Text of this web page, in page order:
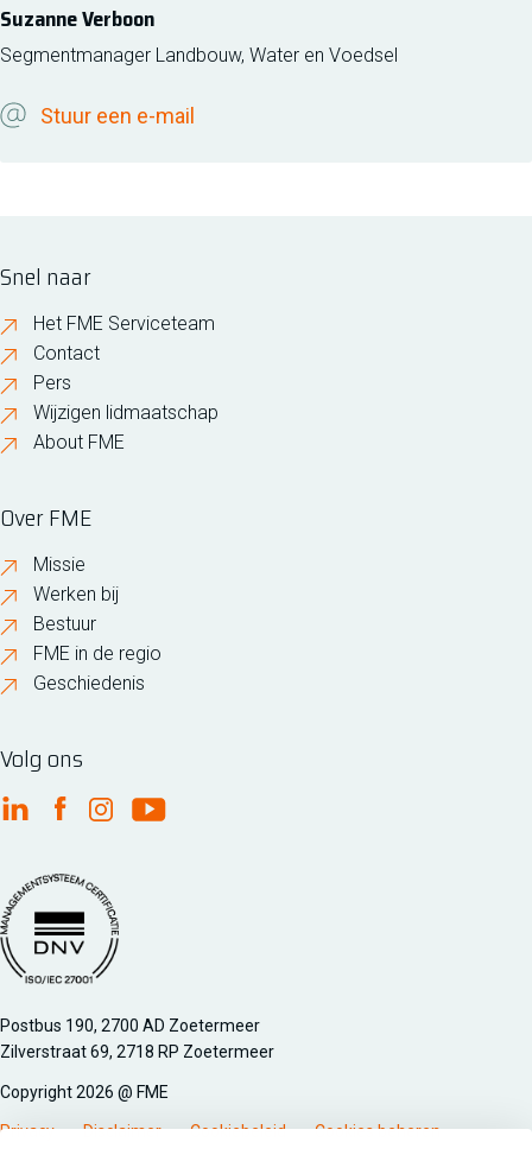
Suzanne Verboon
Segmentmanager Landbouw, Water en Voedsel
Stuur een e-mail
Snel naar
Het FME Serviceteam
Contact
Pers
Wijzigen lidmaatschap
About FME
Over FME
Missie
Werken bij
Bestuur
FME in de regio
Geschiedenis
Volg ons
FME Linkedin
FME Facebook
FME Instagram
FME Youtube
Managementsyteem certificatie DNV iso/iec 27001
Postbus 190, 2700 AD Zoetermeer
Zilverstraat 69, 2718 RP Zoetermeer
Copyright 2026 @ FME
Privacy Disclaimer Cookiebeleid Cookies beheren